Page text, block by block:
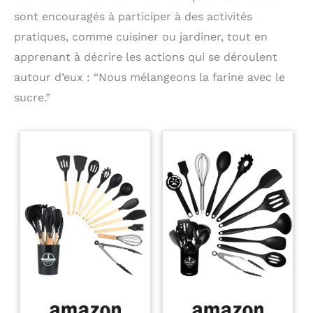
sont encouragés à participer à des activités
pratiques, comme cuisiner ou jardiner, tout en
apprenant à décrire les actions qui se déroulent
autour d’eux : “Nous mélangeons la farine avec le
sucre.”